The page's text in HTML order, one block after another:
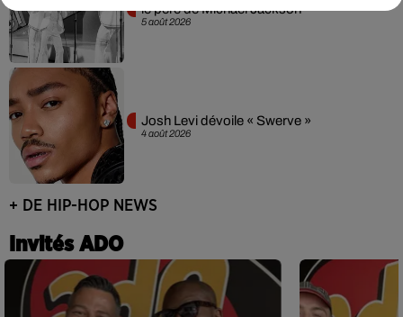
5 août 2026
le père de Michael Jackson
4 août 2026
Josh Levi dévoile « Swerve »
+ DE HIP-HOP NEWS
Invités ADO